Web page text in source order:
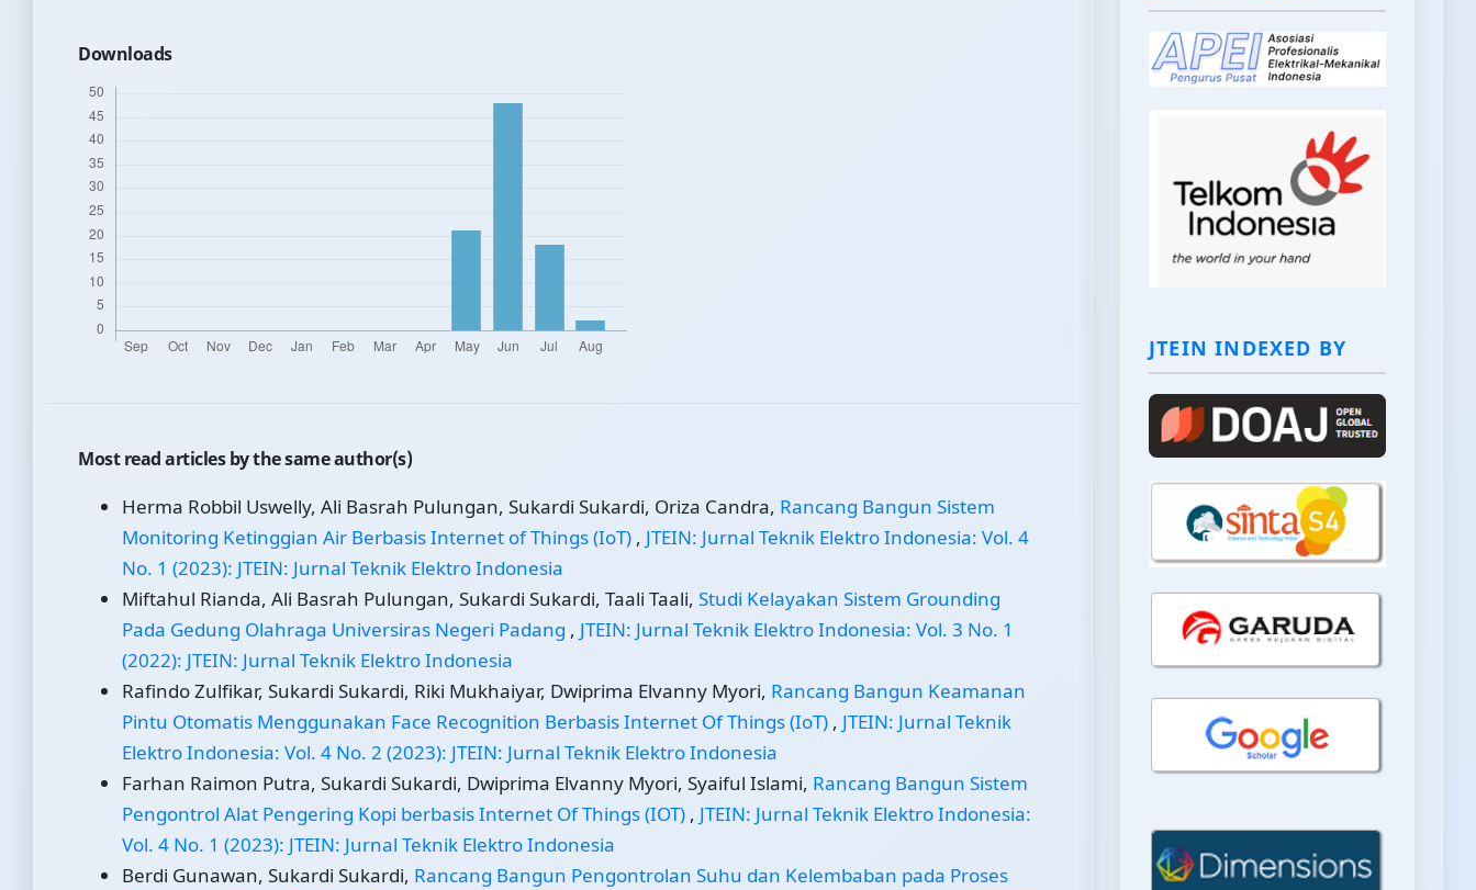
Downloads
Most read articles by the same author(s)
Herma Robbil Uswelly, Ali Basrah Pulungan, Sukardi Sukardi, Oriza Candra, Rancang Bangun Sistem
Monitoring Ketinggian Air Berbasis Internet of Things (IoT) , JTEIN: Jurnal Teknik Elektro Indonesia: Vol. 4
No. 1 (2023): JTEIN: Jurnal Teknik Elektro Indonesia
Miftahul Rianda, Ali Basrah Pulungan, Sukardi Sukardi, Taali Taali, Studi Kelayakan Sistem Grounding
Pada Gedung Olahraga Universiras Negeri Padang , JTEIN: Jurnal Teknik Elektro Indonesia: Vol. 3 No. 1
(2022): JTEIN: Jurnal Teknik Elektro Indonesia
Rafindo Zulfikar, Sukardi Sukardi, Riki Mukhaiyar, Dwiprima Elvanny Myori, Rancang Bangun Keamanan
Pintu Otomatis Menggunakan Face Recognition Berbasis Internet Of Things (IoT) , JTEIN: Jurnal Teknik
Elektro Indonesia: Vol. 4 No. 2 (2023): JTEIN: Jurnal Teknik Elektro Indonesia
Farhan Raimon Putra, Sukardi Sukardi, Dwiprima Elvanny Myori, Syaiful Islami, Rancang Bangun Sistem
Pengontrol Alat Pengering Kopi berbasis Internet Of Things (IOT) , JTEIN: Jurnal Teknik Elektro Indonesia:
Vol. 4 No. 1 (2023): JTEIN: Jurnal Teknik Elektro Indonesia
Berdi Gunawan, Sukardi Sukardi, Rancang Bangun Pengontrolan Suhu dan Kelembaban pada Proses
JTEIN INDEXED BY